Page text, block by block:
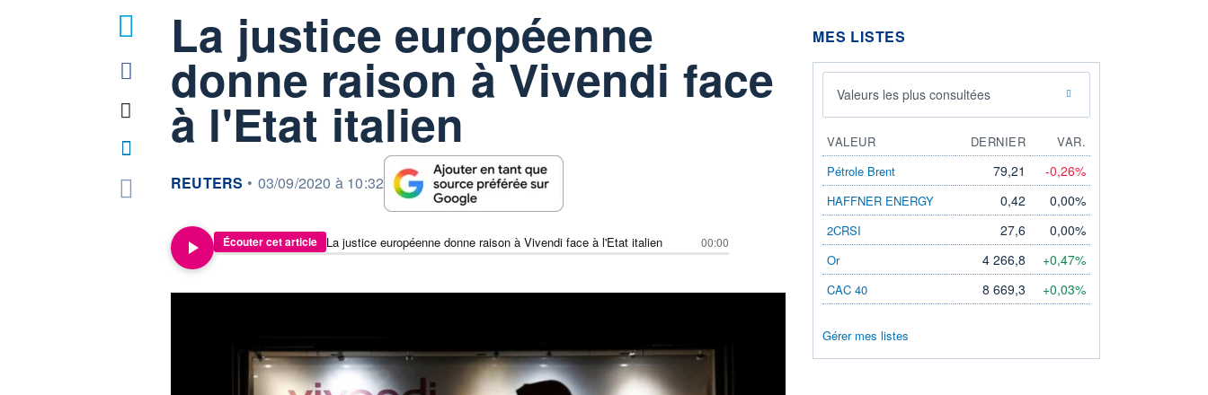
La justice européenne
donne raison à Vivendi face
à l'Etat italien
information fournie par
REUTERS • 03/09/2020 à 10:32
Écouter cet article La justice européenne donne raison à Vivendi face à l'Etat italien 00:00
MES LISTES
Valeurs les plus consultées
VALEUR DERNIER
VAR.
Pétrole Brent
79,21 -0,26%
HAFFNER ENERGY 0,42 0,00%
2CRSI 27,6 0,00%
Or 4 266,8 +0,47%
CAC 40 8 669,3 +0,03%
Gérer mes listes